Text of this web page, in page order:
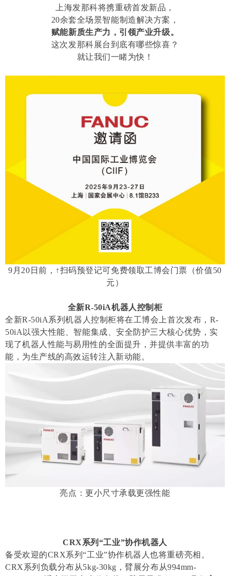
上海发那科将携重磅首发新品，
20余套全场景智能制造解决方案，
赋能新质生产力，引领产业升级。
这次发那科展台到底有哪些惊喜？
就让我们一睹为快！
9月20日前，↑扫码预登记可免费领取工博会门票（价值50
元）
全新R-50iA机器人控制柜
全新R-50iA系列机器人控制柜将在工博会上首次发布，R-
50iA以强大性能、智能集成、安全防护三大核心优势，实
现了机器人性能与易用性的全面提升，并提供丰富的功
能，为生产线的高效运转注入新动能。
亮点：更小尺寸承载更强性能
CRX系列“工业”协作机器人
备受欢迎的CRX系列“工业”协作机器人也将重磅亮相。
CRX系列负载分布从5kg-30kg，臂展分布从994mm-